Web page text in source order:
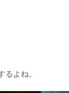
るよね。